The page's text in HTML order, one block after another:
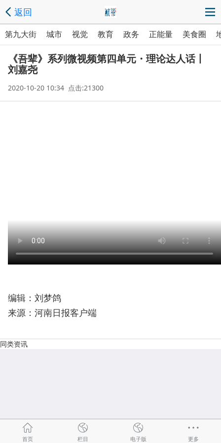
返回
第九大街 城市 视觉 教育 政务 正能量 美食圈
《吾辈》系列微视频第四单元・理论达人话丨
刘嘉尧
2020-10-20 10:34 点击:21300
编辑：刘梦鸽
来源：河南日报客户端
同类资讯
首页 栏目 电子版 更多